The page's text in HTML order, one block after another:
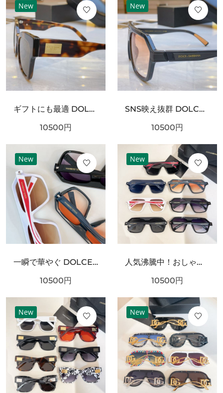
New
ギフトにも最適 DOLCE＆GABBANA ドルチェ＆ガッバーナ コピー サングラス ファッション好き必見
10500円
New
SNS映え抜群 DOLCE＆GABBANA ドルチェ＆ガッバーナ コピー サングラス スタイリッシュなスタイル
10500円
New
一瞬で華やぐ DOLCE＆GABBANA ドルチェ＆ガッバーナ コピー サングラス 期間限定
10500円
New
人気沸騰中！おしゃれ新品 DOLCE＆GABBANA ドルチェ＆ガッバーナ コピー サングラス 大人可愛い
10500円
New New